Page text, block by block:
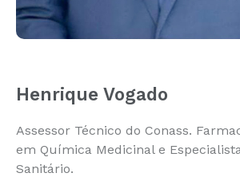
Henrique Vogado
Assessor Técnico do Conass.
em Química Medicinal e
Sanitário.